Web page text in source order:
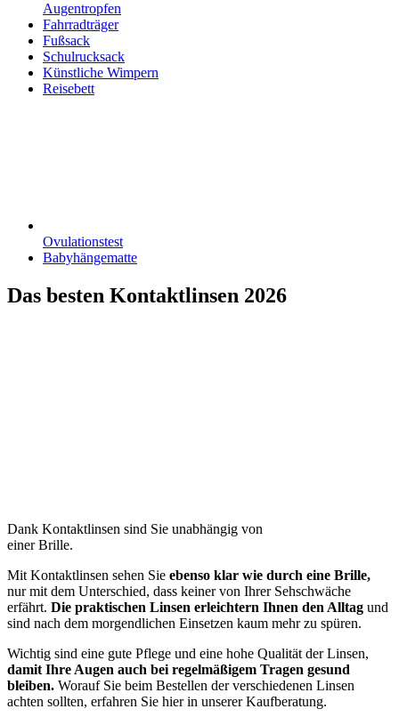
Augentropfen
Fahrradträger
Fußsack
Schulrucksack
Künstliche Wimpern
Reisebett
Ovulationstest
Babyhängematte
Das besten Kontaktlinsen 2026
Dank Kontaktlinsen sind Sie unabhängig von
einer Brille.
Mit Kontaktlinsen sehen Sie ebenso klar wie durch eine Brille,
nur mit dem Unterschied, dass keiner von Ihrer Sehschwäche
erfährt. Die praktischen Linsen erleichtern Ihnen den Alltag und
sind nach dem morgendlichen Einsetzen kaum mehr zu spüren.
Wichtig sind eine gute Pflege und eine hohe Qualität der Linsen,
damit Ihre Augen auch bei regelmäßigem Tragen gesund
bleiben. Worauf Sie beim Bestellen der verschiedenen Linsen
achten sollten, erfahren Sie hier in unserer Kaufberatung.